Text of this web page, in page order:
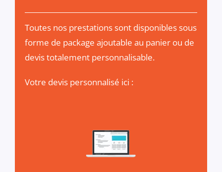
Toutes nos prestations sont disponibles sous
forme de package ajoutable au panier ou de
devis totalement personnalisable.
Votre devis personnalisé ici :